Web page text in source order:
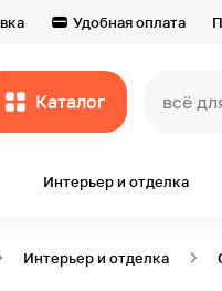
Удобная оплата
Каталог всё
Интерьер и отделка
Интерьер и отделка